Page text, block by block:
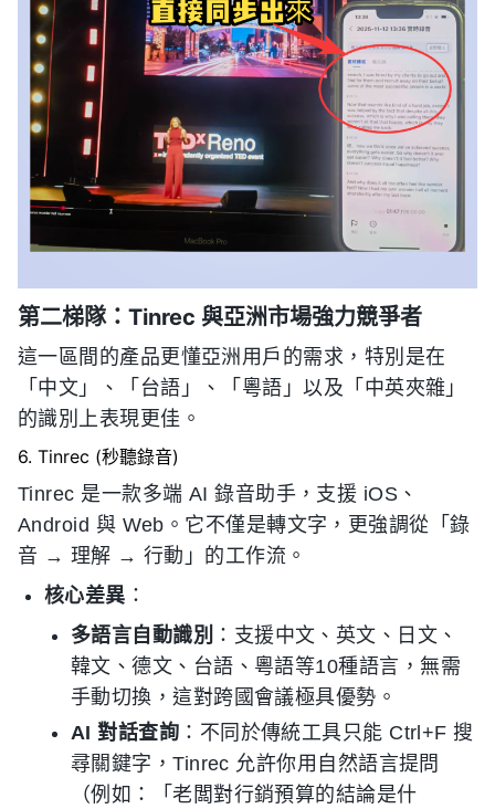
第二梯隊：Tinrec 與亞洲市場強力競爭者
這一區間的產品更懂亞洲用戶的需求，特別是在
「中文」、「台語」、「粵語」以及「中英夾雜」
的識別上表現更佳。
6. Tinrec (秒聽錄音)
Tinrec 是一款多端 AI 錄音助手，支援 iOS、
Android 與 Web。它不僅是轉文字，更強調從「錄
音 → 理解 → 行動」的工作流。
核心差異 ：
多語言自動識別 ：支援中文、英文、日文、
韓文、德文、台語、粵語等10種語言，無需
手動切換，這對跨國會議極具優勢。
AI 對話查詢 ：不同於傳統工具只能 Ctrl+F 搜
尋關鍵字，Tinrec 允許你用自然語言提問
（例如：「老闆對行銷預算的結論是什